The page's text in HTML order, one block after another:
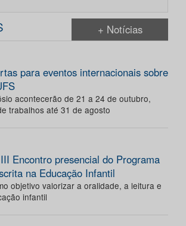
+ Notícias
para eventos internacionais sobre
acontecerão de 21 a 24 de outubro,
trabalhos até 31 de agosto
Encontro presencial do Programa
na Educação Infantil
objetivo valorizar a oralidade, a leitura e
infantil